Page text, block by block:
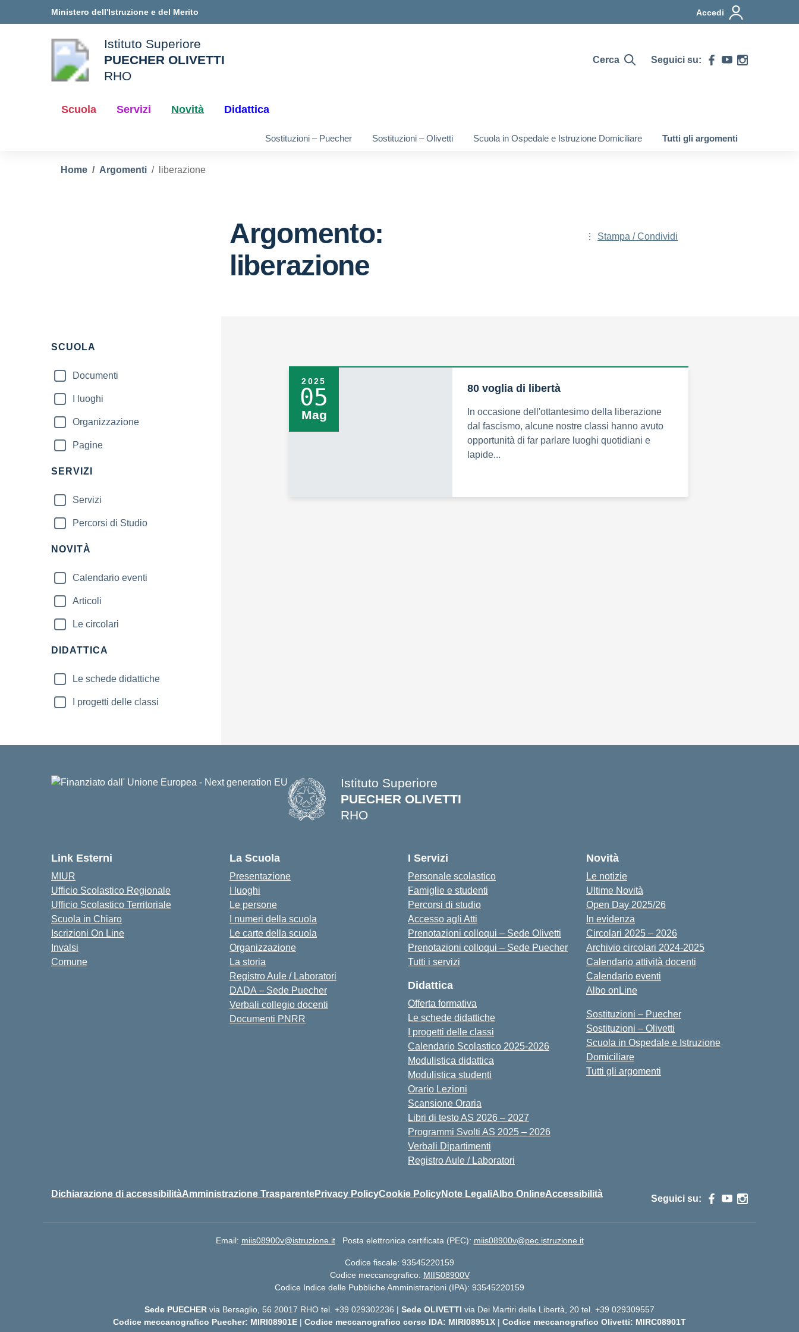
Ministero dell'Istruzione e del Merito Accedi
della scuola
Istituto Superiore
PUECHER OLIVETTI
RHO
Cerca Seguici su:
Scuola Servizi Novità Didattica
Sostituzioni – Puecher Sostituzioni – Olivetti Scuola in Ospedale e Istruzione Domiciliare Tutti gli argomenti
Home Argomenti liberazione
Argomento:
liberazione
Stampa / Condividi
Filtri
SCUOLA
Documenti
I luoghi
Organizzazione
Pagine
SERVIZI
Servizi
Percorsi di Studio
NOVITÀ
Calendario eventi
Articoli
Le circolari
DIDATTICA
Le schede didattiche
I progetti delle classi
2025
05
Mag
80 voglia di libertà
In occasione dell'ottantesimo della liberazione
dal fascismo, alcune nostre classi hanno avuto
opportunità di far parlare luoghi quotidiani e
lapide...
Istituto Superiore
PUECHER OLIVETTI
RHO
Link Esterni
MIUR
Ufficio Scolastico Regionale
Ufficio Scolastico Territoriale
Scuola in Chiaro
Iscrizioni On Line
Invalsi
Comune
La Scuola
Presentazione
I luoghi
Le persone
I numeri della scuola
Le carte della scuola
Organizzazione
La storia
Registro Aule / Laboratori
DADA – Sede Puecher
Verbali collegio docenti
Documenti PNRR
I Servizi
Personale scolastico
Famiglie e studenti
Percorsi di studio
Accesso agli Atti
Prenotazioni colloqui – Sede Olivetti
Prenotazioni colloqui – Sede Puecher
Tutti i servizi
Didattica
Offerta formativa
Le schede didattiche
I progetti delle classi
Calendario Scolastico 2025-2026
Modulistica didattica
Modulistica studenti
Orario Lezioni
Scansione Oraria
Libri di testo AS 2026 – 2027
Programmi Svolti AS 2025 – 2026
Verbali Dipartimenti
Registro Aule / Laboratori
Novità
Le notizie
Ultime Novità
Open Day 2025/26
In evidenza
Circolari 2025 – 2026
Archivio circolari 2024-2025
Calendario attività docenti
Calendario eventi
Albo onLine
Sostituzioni – Puecher
Sostituzioni – Olivetti
Scuola in Ospedale e Istruzione
Domiciliare
Tutti gli argomenti
Dichiarazione di accessibilitàAmministrazione TrasparentePrivacy PolicyCookie PolicyNote LegaliAlbo OnlineAccessibilità Seguici su:
Email: miis08900v@istruzione.it Posta elettronica certificata (PEC): miis08900v@pec.istruzione.it
Codice fiscale: 93545220159
Codice meccanografico: MIIS08900V
Codice Indice delle Pubbliche Amministrazioni (IPA): 93545220159
Sede PUECHER via Bersaglio, 56 20017 RHO tel. +39 029302236 | Sede OLIVETTI via Dei Martiri della Libertà, 20 tel. +39 029309557
Codice meccanografico Puecher: MIRI08901E | Codice meccanografico corso IDA: MIRI08951X | Codice meccanografico Olivetti: MIRC08901T